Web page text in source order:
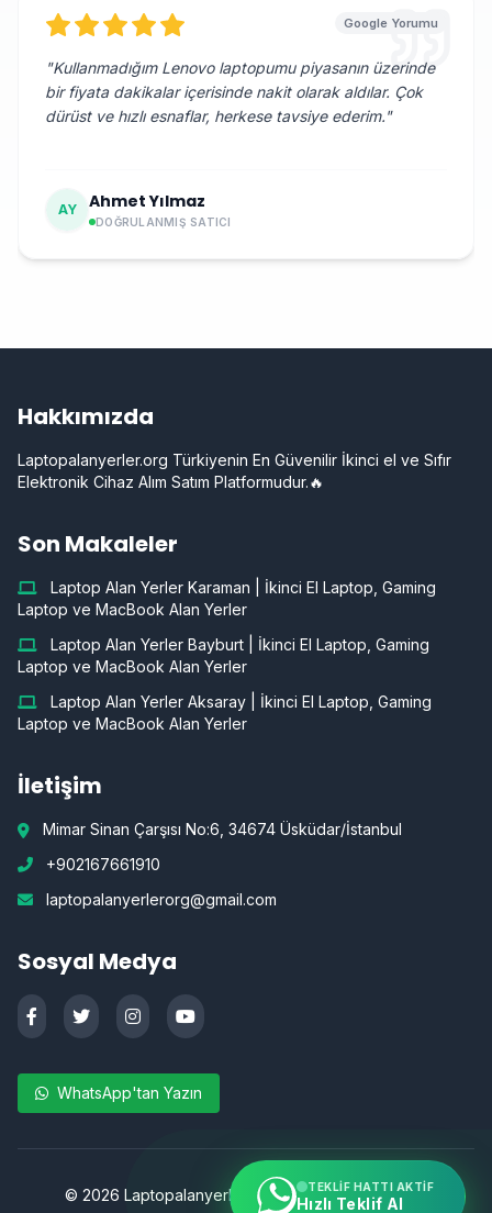
Google Yorumu
"Kullanmadığım Lenovo laptopumu piyasanın üzerinde
bir fiyata dakikalar içerisinde nakit olarak aldılar. Çok
dürüst ve hızlı esnaflar, herkese tavsiye ederim."
AY Ahmet Yılmaz
DOĞRULANMIŞ SATICI
Hakkımızda
Laptopalanyerler.org Türkiyenin En Güvenilir İkinci el ve Sıfır
Elektronik Cihaz Alım Satım Platformudur.🔥
Son Makaleler
Laptop Alan Yerler Karaman | İkinci El Laptop, Gaming
Laptop ve MacBook Alan Yerler
Laptop Alan Yerler Bayburt | İkinci El Laptop, Gaming
Laptop ve MacBook Alan Yerler
Laptop Alan Yerler Aksaray | İkinci El Laptop, Gaming
Laptop ve MacBook Alan Yerler
İletişim
Mimar Sinan Çarşısı No:6, 34674 Üsküdar/İstanbul
+902167661910
laptopalanyerlerorg@gmail.com
Sosyal Medya
WhatsApp'tan Yazın
© 2026 Laptopalanyerler.org | Tüm hakları saklıdır.
TEKLIF HATTI AKTIF
Hızlı Teklif Al